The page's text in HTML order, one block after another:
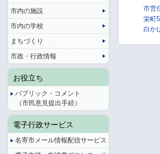
市営
栄町
白か
市内の施設
市内の学校
まちづくり
市政・行政情報
お役立ち
パブリック・コメント
（市民意見提出手続）
電子行政サービス
名寄市メール情報配信サービス